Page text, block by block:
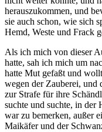
herauszukommen, und
sie auch schon, wie sich
Hemd, Weste und Frack
Als ich mich von dieser
hatte, sah ich mich um
hatte Mut gefaßt und
wegen der Zauberei,
zur Strafe für ihre
suchte und suchte, in der
war zu bemerken, außer
Maikäfer und der